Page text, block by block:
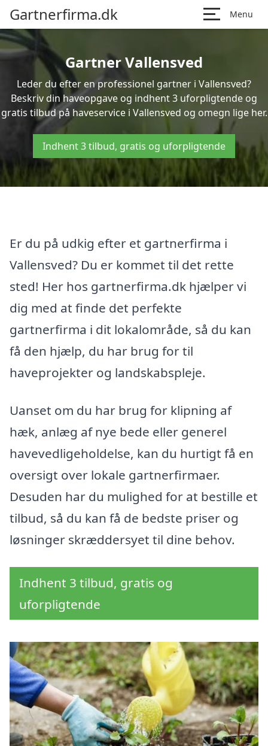
Gartnerfirma.dk Menu
Gartner Vallensved
Leder du efter en professionel gartner i Vallensved?
Beskriv din haveopgave og indhent 3 uforpligtende og
gratis tilbud på haveservice i Vallensved og omegn lige her.
Indhent 3 tilbud, gratis og uforpligtende
Er du på udkig efter et gartnerfirma i
Vallensved? Du er kommet til det rette
sted! Her hos gartnerfirma.dk hjælper vi
dig med at finde det perfekte
gartnerfirma i dit lokalområde, så du kan
få den hjælp, du har brug for til
haveprojekter og landskabspleje.
Uanset om du har brug for klipning af
hæk, anlæg af nye bede eller generel
havevedligeholdelse, kan du hurtigt få en
oversigt over lokale gartnerfirmaer.
Desuden har du mulighed for at bestille et
tilbud, så du kan få de bedste priser og
løsninger skræddersyet til dine behov.
Indhent 3 tilbud, gratis og
uforpligtende